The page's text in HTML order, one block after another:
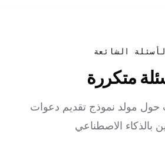
الشائعة
متكررة
حول مولد نموذج تقديم دعوات